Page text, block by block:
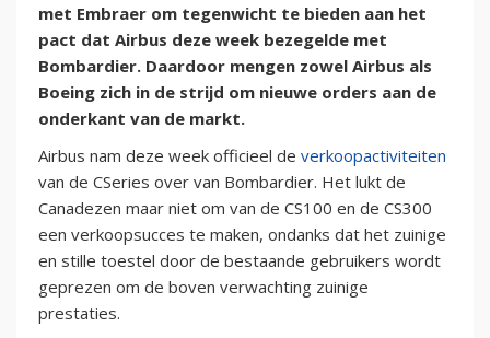
met Embraer om tegenwicht te bieden aan het
pact dat Airbus deze week bezegelde met
Bombardier. Daardoor mengen zowel Airbus als
Boeing zich in de strijd om nieuwe orders aan de
onderkant van de markt.
Airbus nam deze week officieel de verkoopactiviteiten
van de CSeries over van Bombardier. Het lukt de
Canadezen maar niet om van de CS100 en de CS300
een verkoopsucces te maken, ondanks dat het zuinige
en stille toestel door de bestaande gebruikers wordt
geprezen om de boven verwachting zuinige
prestaties.